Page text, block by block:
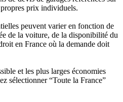
prix individuels.
peuvent varier en fonction de
de la voiture, de la disponibilité du
en France où la demande doit
et les plus larges économies
sélectionner “Toute la France”